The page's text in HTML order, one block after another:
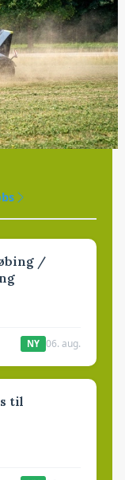
/
NY 06. aug.
til